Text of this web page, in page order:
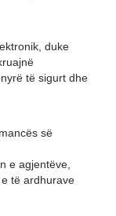
duke
të sigurt dhe
së
e agjentëve,
të ardhurave